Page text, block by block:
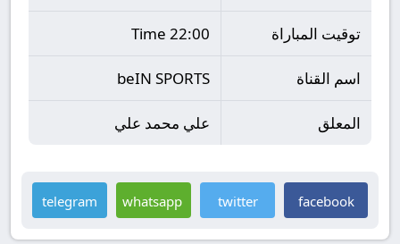
توقيت المباراة 22:00 Time
اسم القناة beIN SPORTS
المعلق علي محمد علي
facebook
twitter
whatsapp
telegram